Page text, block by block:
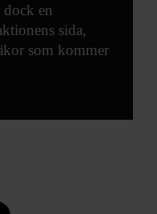
en
sida,
som kommer